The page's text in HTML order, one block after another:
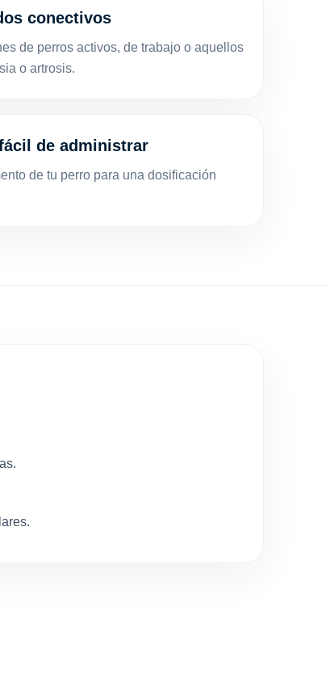
conectivos
de perros activos, de trabajo o aquellos
o artrosis.
de administrar
de tu perro para una dosificación